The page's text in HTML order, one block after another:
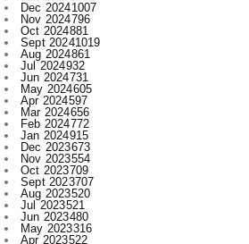
Dec 20241007
Nov 2024796
Oct 2024881
Sept 20241019
Aug 2024861
Jul 2024932
Jun 2024731
May 2024605
Apr 2024597
Mar 2024656
Feb 2024772
Jan 2024915
Dec 2023673
Nov 2023554
Oct 2023709
Sept 2023707
Aug 2023520
Jul 2023521
Jun 2023480
May 2023316
Apr 2023522